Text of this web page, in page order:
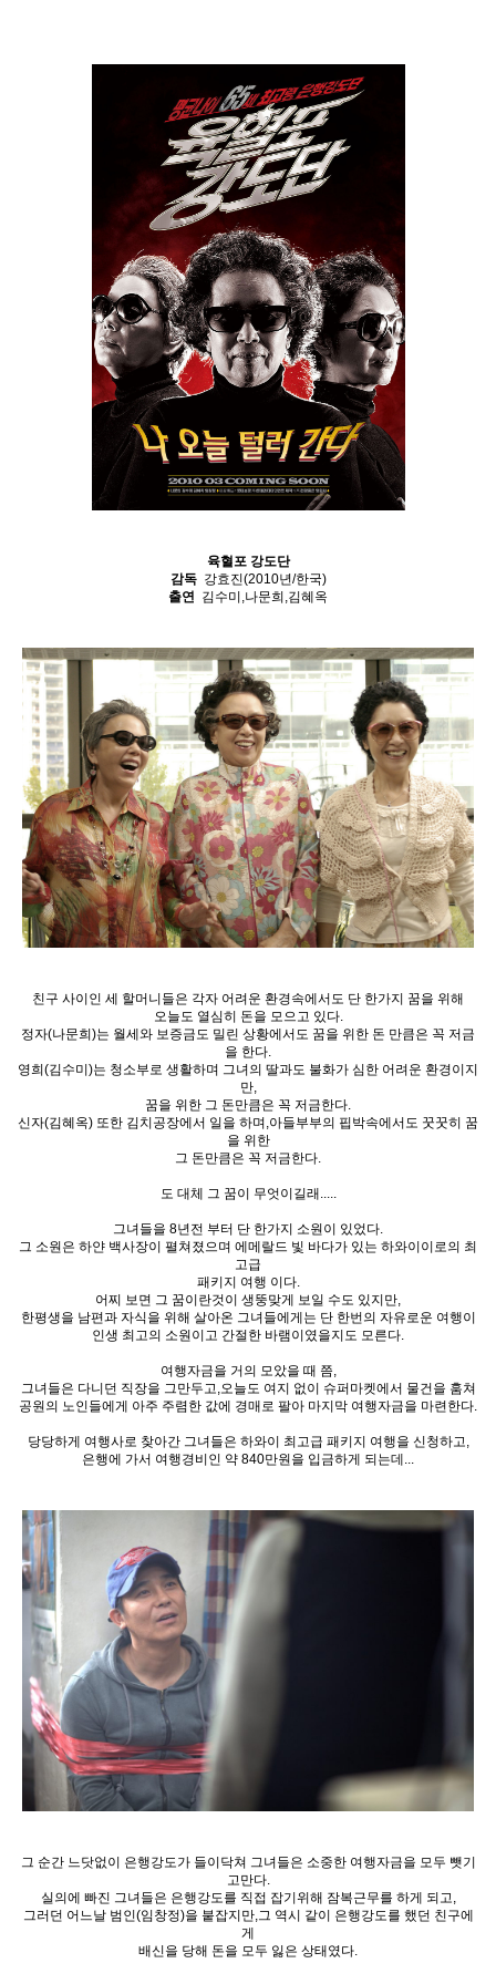
육혈포 강도단
감독강효진(2010년/한국)
출연 김수미,나문희,김혜옥
친구 사이인 세 할머니들은 각자 어려운 환경속에서도 단 한가지 꿈을 위해
오늘도 열심히 돈을 모으고 있다.
정자(나문희)는 월세와 보증금도 밀린 상황에서도 꿈을 위한 돈 만큼은 꼭 저금
을 한다.
영희(김수미)는 청소부로 생활하며 그녀의 딸과도 불화가 심한 어려운 환경이지
만,
꿈을 위한 그 돈만큼은 꼭 저금한다.
신자(김혜옥) 또한 김치공장에서 일을 하며,아들부부의 핍박속에서도 꿋꿋히 꿈
을 위한
그 돈만큼은 꼭 저금한다.
도 대체 그 꿈이 무엇이길래.....
그녀들을 8년전 부터 단 한가지 소원이 있었다.
그 소원은 하얀 백사장이 펼쳐졌으며 에메랄드 빛 바다가 있는 하와이이로의 최
고급
패키지 여행 이다.
어찌 보면 그 꿈이란것이 생뚱맞게 보일 수도 있지만,
한평생을 남편과 자식을 위해 살아온 그녀들에게는 단 한번의 자유로운 여행이
인생 최고의 소원이고 간절한 바램이였을지도 모른다.
여행자금을 거의 모았을 때 쯤,
그녀들은 다니던 직장을 그만두고,오늘도 여지 없이 슈퍼마켓에서 물건을 훔쳐
공원의 노인들에게 아주 주렴한 값에 경매로 팔아 마지막 여행자금을 마련한다.
당당하게 여행사로 찾아간 그녀들은 하와이 최고급 패키지 여행을 신청하고,
은행에 가서 여행경비인 약 840만원을 입금하게 되는데...
그 순간 느닷없이 은행강도가 들이닥쳐 그녀들은 소중한 여행자금을 모두 뺏기
고만다.
실의에 빠진 그녀들은 은행강도를 직접 잡기위해 잠복근무를 하게 되고,
그러던 어느날 범인(임창정)을 붙잡지만,그 역시 같이 은행강도를 했던 친구에
게
배신을 당해 돈을 모두 잃은 상태였다.